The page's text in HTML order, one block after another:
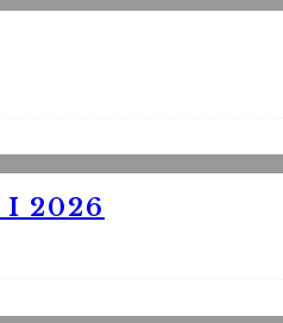
I 2026